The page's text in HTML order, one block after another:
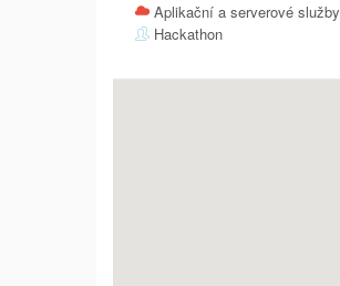
Aplikační a serverové služby
Hackathon